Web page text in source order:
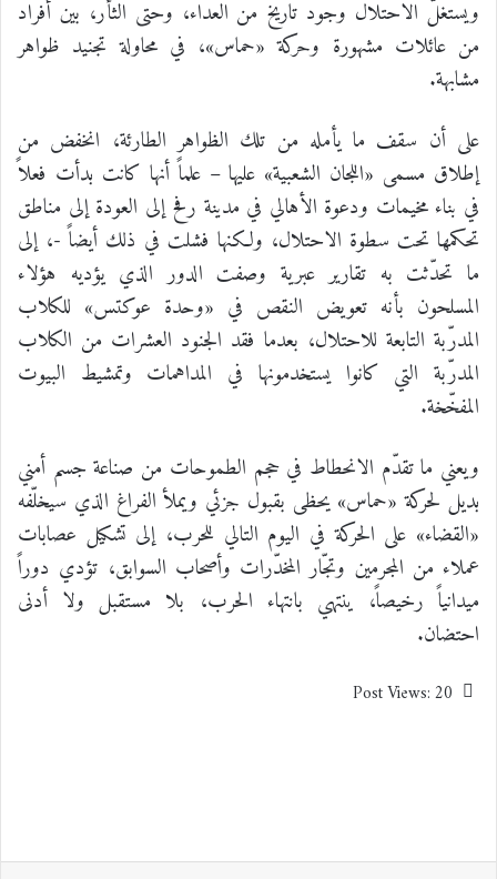
ويستغلّ الاحتلال وجود تاريخ من العداء، وحتى الثأر، بين أفراد
من عائلات مشهورة وحركة «حماس»، في محاولة تجنيد ظواهر
مشابهة.
على أن سقف ما يأمله من تلك الظواهر الطارئة، انخفض من
إطلاق مسمى «اللجان الشعبية» عليها – علماً أنها كانت بدأت فعلاً
في بناء مخيمات ودعوة الأهالي في مدينة رفح إلى العودة إلى مناطق
تحكمها تحت سطوة الاحتلال، ولكنها فشلت في ذلك أيضاً -، إلى
ما تحدّثت به تقارير عبرية وصفت الدور الذي يؤديه هؤلاء
المسلحون بأنه تعويض النقص في «وحدة عوكتس» للكلاب
المدرّبة التابعة للاحتلال، بعدما فقد الجنود العشرات من الكلاب
المدرّبة التي كانوا يستخدمونها في المداهمات وتمشيط البيوت
المفخّخة.
ويعني ما تقدّم الانحطاط في حجم الطموحات من صناعة جسم أمني
بديل لحركة «حماس» يحظى بقبول جزئي ويملأ الفراغ الذي سيخلّفه
«القضاء» على الحركة في اليوم التالي للحرب، إلى تشكيل عصابات
عملاء من المجرمين وتجّار المخدّرات وأصحاب السوابق، تؤدي دوراً
ميدانياً رخيصاً، ينتهي بانتهاء الحرب، بلا مستقبل ولا أدنى
احتضان.
Post Views:20